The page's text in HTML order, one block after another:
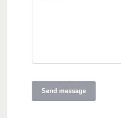
Send message